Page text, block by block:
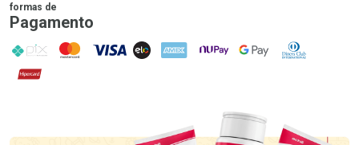
formas de
Pagamento
PIX MasterCard
VISA ELO AMEX NuPay Google PayDiners Club
Hipercard
Promoção em Destaque